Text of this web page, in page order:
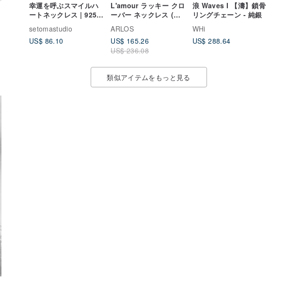
幸運を呼ぶスマイルハ
ートネックレス | 925シ
ルバーK18ゴールドプレ
ート | 華奢でミニマル |
長さ調節可能
setomastudio
US$ 86.10
L'amour ラッキー クロ
ーバー ネックレス (ロ
ーズゴールド)
ARLOS
US$ 165.26
US$ 236.08
浪 Waves I 【濤】鎖骨
リングチェーン - 純銀
WHi
US$ 288.64
類似アイテムをもっと見る